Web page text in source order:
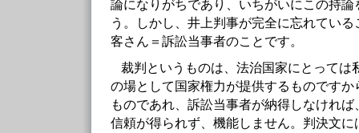
論になりがちであり、いちがいにこの持
う。しかし、井上判事が完全に忘れてい
客さん＝訴訟当事者のことです。
裁判というものは、法治国家にとっては
の場として国家権力が提供するものです
ものであれ、訴訟当事者が納得しなけれ
信頼が得られず、機能しません。判決文